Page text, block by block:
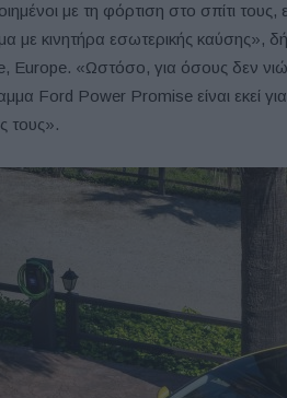
με τη φόρτιση στο σπίτι
με κινητήρα εσωτερικής καύσης»,
Europe. «Ωστόσο, για όσους δεν
Ford Power Promise είναι εκεί για
τους».